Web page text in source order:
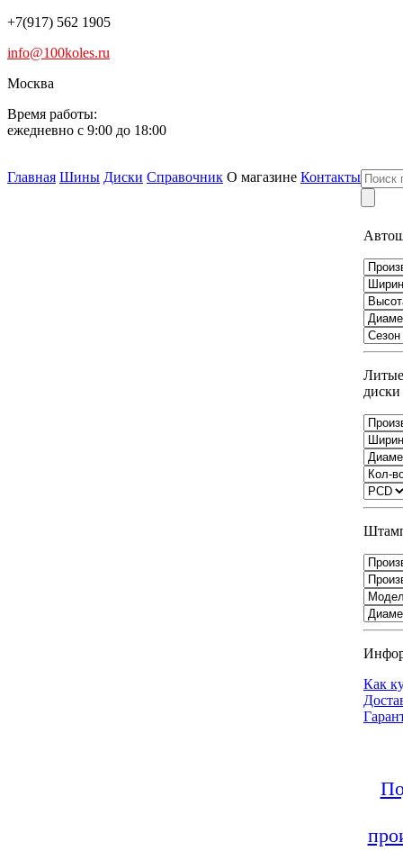
+7(917) 562 1905
info@100koles.ru
Москва
Время работы:
ежедневно с 9:00 до 18:00
Главная Шины Диски Справочник О магазине Контакты
Литые
диски
Как